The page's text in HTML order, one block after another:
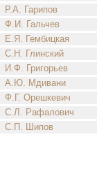
Р.А. Гарипов
Ф.И. Гальчев
Е.Я. Гембицкая
С.Н. Глинский
И.Ф. Григорьев
А.Ю. Мдивани
Ф.Г. Орешкевич
С.Л. Рафалович
С.П. Шипов